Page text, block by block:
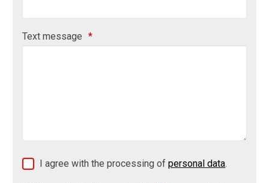
Text message *
I agree with the processing ofpersonal data.